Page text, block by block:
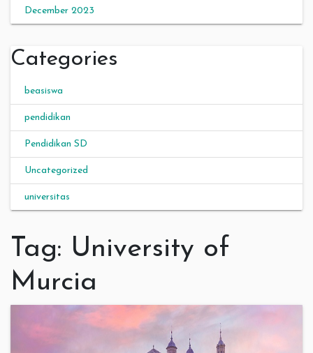
December 2023
Categories
beasiswa
pendidikan
Pendidikan SD
Uncategorized
universitas
Tag: University of
Murcia